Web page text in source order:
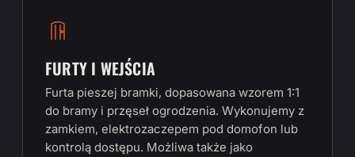
FURTY I WEJŚCIA
Furta pieszej bramki, dopasowana wzorem 1:1
do bramy i przęseł ogrodzenia. Wykonujemy z
zamkiem, elektrozaczepem pod domofon lub
kontrolą dostępu. Możliwa także jako